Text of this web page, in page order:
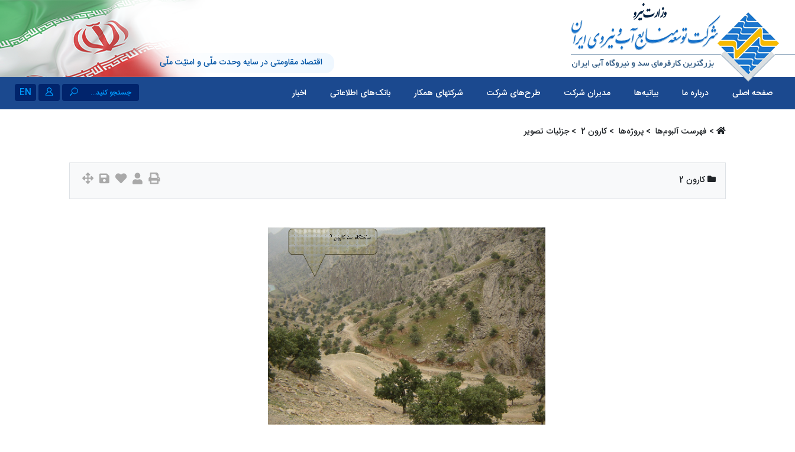
اقتصاد مقاومتی در سایه وحدت ملّی و امنیّت ملّی
صفحه اصلی درباره ما بیانیه‌ها مدیران شرکت طرح‌های شرکت شرکتهای همکار بانک‌های اطلاعاتی اخبار EN جستجو کنید...
> فهرست آلبو‌م‌ها ‏ > پروژه‌ها ‏ > کارون 2 ‏ > جزئیات تصویر
کارون 2